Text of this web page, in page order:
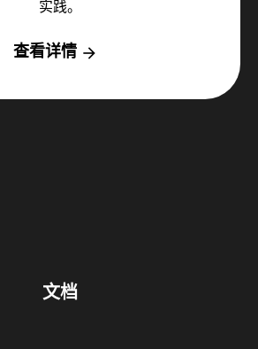
实践。
查看详情 arrow_forward
文档